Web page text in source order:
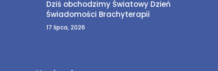
Dziś obchodzimy Światowy Dzień
Świadomości Brachyterapii
17 lipca, 2026